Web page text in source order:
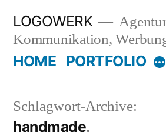
Inhalt
springen
LOGOWERK
Kommunikation,
HOME PORTFOLIO
Schlagwort-Archive:
handmade